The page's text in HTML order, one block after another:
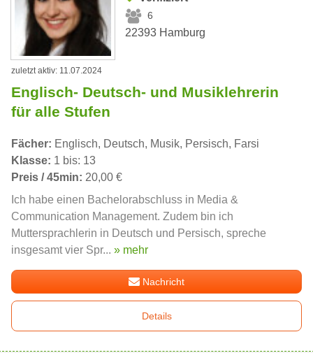
6
22393 Hamburg
zuletzt aktiv: 11.07.2024
Englisch- Deutsch- und Musiklehrerin
für alle Stufen
Fächer: Englisch, Deutsch, Musik, Persisch, Farsi
Klasse: 1 bis: 13
Preis / 45min: 20,00 €
Ich habe einen Bachelorabschluss in Media &
Communication Management. Zudem bin ich
Muttersprachlerin in Deutsch und Persisch, spreche
insgesamt vier Spr... » mehr
Nachricht
Details